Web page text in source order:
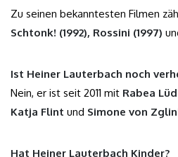
Zu seinen bekanntesten Filmen
Schtonk! (1992), Rossini (1997)
Ist Heiner Lauterbach noch
Nein, er ist seit 2011 mit Rabea
Katja Flint und Simone von
Hat Heiner Lauterbach Kinder?